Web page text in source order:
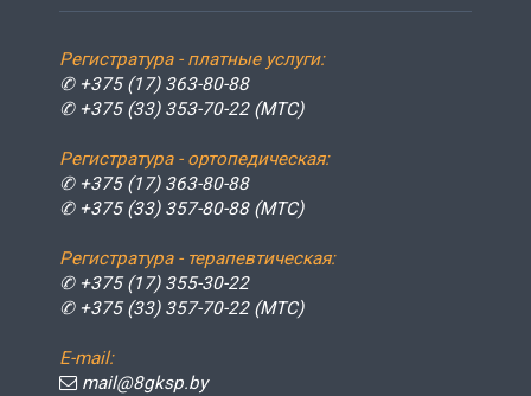
Регистратура - платные услуги:
✆ +375 (17) 363-80-88
✆ +375 (33) 353-70-22 (МТС)
Регистратура - ортопедическая:
✆ +375 (17) 363-80-88
✆ +375 (33) 357-80-88 (МТС)
Регистратура - терапевтическая:
✆ +375 (17) 355-30-22
✆ +375 (33) 357-70-22 (МТС)
E-mail:
mail@8gksp.by